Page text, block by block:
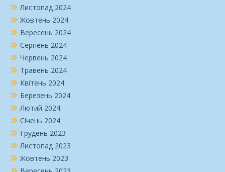
Листопад 2024
Жовтень 2024
Вересень 2024
Серпень 2024
Червень 2024
Травень 2024
Квітень 2024
Березень 2024
Лютий 2024
Січень 2024
Грудень 2023
Листопад 2023
Жовтень 2023